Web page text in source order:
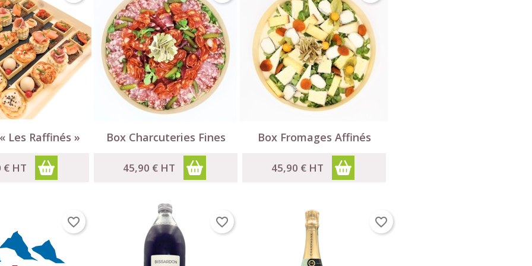
Les Raffinés »
€ HT
Aperçu rapide Box Charcuteries Fines
45,90 € HT
Aperçu rapide Box Fromages Affinés
45,90 € HT
Aperçu rapide
favorite_border favorite_border favorite_border